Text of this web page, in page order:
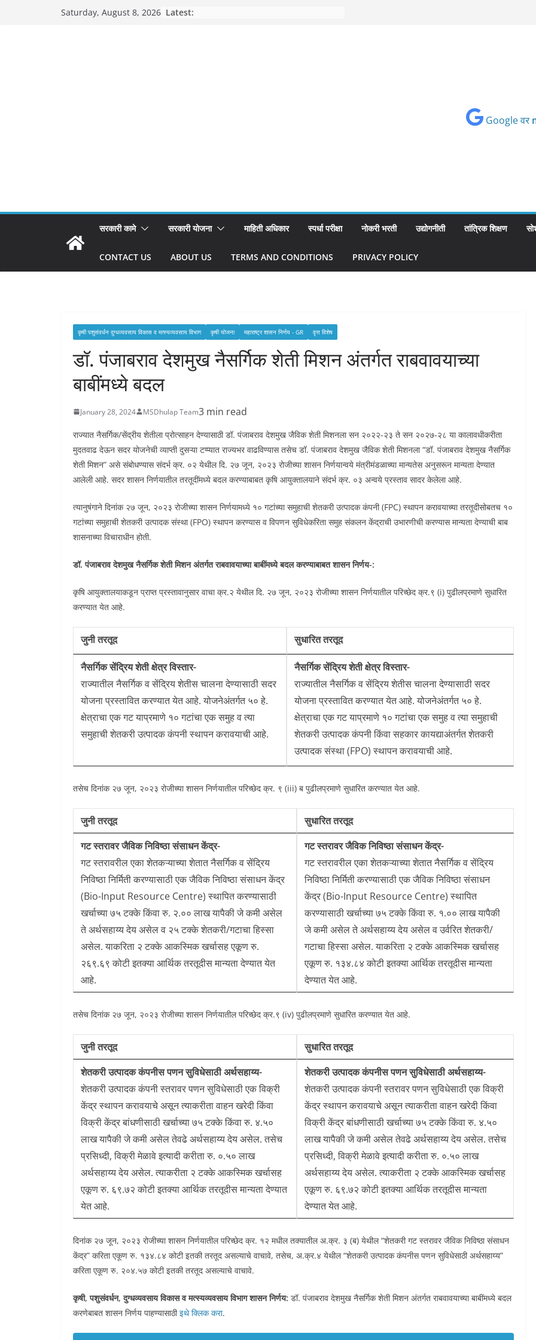
Saturday, August 8, 2026 Latest:
Google वर
सरकारी कामे सरकारी योजना माहिती अधिकार स्पर्धा परीक्षा नोकरी भरती उद्योगनीती तांत्रिक शिक्षण
CONTACT US ABOUT US TERMS AND CONDITIONS PRIVACY POLICY
कृषी पशुसंवर्धन दुग्‍धव्‍यवसाय विकास व मत्‍स्‍यव्‍यवसाय विभाग कृषी योजना महाराष्ट्र शासन निर्णय - GR वृत्त विशेष
डॉ. पंजाबराव देशमुख नैसर्गिक शेती मिशन अंतर्गत राबवावयाच्या
बाबींमध्ये बदल
January 28, 2024 MSDhulap Team3 min read
राज्यात नैसर्गिक/सेंद्रीय शेतीला प्रोत्साहन देण्यासाठी डॉ. पंजाबराव देशमुख जैविक शेती मिशनला सन २०२२-२३ ते सन २०२७-२८ या कालावधीकरीता
मुदतवाढ देऊन सदर योजनेची व्याप्ती दुसऱ्या टप्प्यात राज्यभर वाढविण्यास तसेच डॉ. पंजाबराव देशमुख जैविक शेती मिशनला “डॉ. पंजाबराव देशमुख नैसर्गिक
शेती मिशन” असे संबोधण्यास संदर्भ क्र. ०२ येथील दि. २७ जून, २०२३ रोजीच्या शासन निर्णयान्वये मंत्रीमंडळाच्या मान्यतेस अनुसरून मान्यता देण्यात
आलेली आहे. सदर शासन निर्णयातील तरतूदींमध्ये बदल करण्याबाबत कृषि आयुक्तालयाने संदर्भ क्र. ०३ अन्वये प्रस्ताव सादर केलेला आहे.
त्यानुषंगाने दिनांक २७ जून, २०२३ रोजीच्या शासन निर्णयामध्ये १० गटांच्या समुहाची शेतकरी उत्पादक कंपनी (FPC) स्थापन करावयाच्या तरतूदीसोबतच १०
गटांच्या समुहाची शेतकरी उत्पादक संस्था (FPO) स्थापन करण्यास व विपणन सुविधेकरिता समुह संकलन केंद्राची उभारणीची करण्यास मान्यता देण्याची बाब
शासनाच्या विचाराधीन होती.
डॉ. पंजाबराव देशमुख नैसर्गिक शेती मिशन अंतर्गत राबवावयाच्या बाबींमध्ये बदल करण्याबाबत शासन निर्णय-:
कृषि आयुक्तालयाकडून प्राप्त प्रस्तावानुसार वाचा क्र.२ येथील दि. २७ जून, २०२३ रोजीच्या शासन निर्णयातील परिच्छेद क्र.९ (i) पुढीलप्रमाणे सुधारित
करण्यात येत आहे.
जुनी तरतूद सुधारित तरतूद
नैसर्गिक सेंद्रिय शेती क्षेत्र विस्तार-
राज्यातील नैसर्गिक व सेंद्रिय शेतीस चालना देण्यासाठी सदर
योजना प्रस्तावित करण्यात येत आहे. योजनेअंतर्गत ५० हे.
क्षेत्राचा एक गट याप्रमाणे १० गटांचा एक समुह व त्या
समुहाची शेतकरी उत्पादक कंपनी स्थापन करावयाची आहे.
नैसर्गिक सेंद्रिय शेती क्षेत्र विस्तार-
राज्यातील नैसर्गिक व सेंद्रिय शेतीस चालना देण्यासाठी सदर
योजना प्रस्तावित करण्यात येत आहे. योजनेअंतर्गत ५० हे.
क्षेत्राचा एक गट याप्रमाणे १० गटांचा एक समुह व त्या समुहाची
शेतकरी उत्पादक कंपनी किंवा सहकार कायद्याअंतर्गत शेतकरी
उत्पादक संस्था (FPO) स्थापन करावयाची आहे.
तसेच दिनांक २७ जून, २०२३ रोजीच्या शासन निर्णयातील परिच्छेद क्र. ९ (iii) ब पुढीलप्रमाणे सुधारित करण्यात येत आहे.
जुनी तरतूद
सुधारित तरतूद
गट स्तरावर जैविक निविष्ठा संसाधन केंद्र-
गट स्तरावरील एका शेतकऱ्याच्या शेतात नैसर्गिक व सेंद्रिय
निविष्ठा निर्मिती करण्यासाठी एक जैविक निविष्ठा संसाधन केंद्र
(Bio-Input Resource Centre) स्थापित करण्यासाठी
खर्चाच्या ७५ टक्के किंवा रु. २.०० लाख यापैकी जे कमी असेल
ते अर्थसहाय्य देय असेल व २५ टक्के शेतकरी/गटाचा हिस्सा
असेल. याकरिता २ टक्के आकस्मिक खर्चासह एकूण रु.
२६९.६९ कोटी इतक्या आर्थिक तरतूदीस मान्यता देण्यात येत
आहे.
गट स्तरावर जैविक निविष्ठा संसाधन केंद्र-
गट स्तरावरील एका शेतकऱ्याच्या शेतात नैसर्गिक व सेंद्रिय
निविष्ठा निर्मिती करण्यासाठी एक जैविक निविष्ठा संसाधन
केंद्र (Bio-Input Resource Centre) स्थापित
करण्यासाठी खर्चाच्या ७५ टक्के किंवा रु. १.०० लाख यापैकी
जे कमी असेल ते अर्थसहाय्य देय असेल व उर्वरित शेतकरी/
गटाचा हिस्सा असेल. याकरिता २ टक्के आकस्मिक खर्चासह
एकूण रु. १३४.८४ कोटी इतक्या आर्थिक तरतूदीस मान्यता
देण्यात येत आहे.
तसेच दिनांक २७ जून, २०२३ रोजीच्या शासन निर्णयातील परिच्छेद क्र.९ (iv) पुढीलप्रमाणे सुधारित करण्यात येत आहे.
जुनी तरतूद
सुधारित तरतूद
शेतकरी उत्पादक कंपनीस पणन सुविधेसाठी अर्थसहाय्य-
शेतकरी उत्पादक कंपनी स्तरावर पणन सुविधेसाठी एक विक्री
केंद्र स्थापन करावयाचे असून त्याकरीता वाहन खरेदी किंवा
विक्री केंद्र बांधणीसाठी खर्चाच्या ७५ टक्के किंवा रु. ४.५०
लाख यापैकी जे कमी असेल तेवढे अर्थसहाय्य देय असेल. तसेच
प्रसिध्दी, विक्री मेळावे इत्यादी करीता रु. ०.५० लाख
अर्थसहाय्य देय असेल. त्याकरीता २ टक्के आकस्मिक खर्चासह
एकूण रु. ६९.७२ कोटी इतक्या आर्थिक तरतूदीस मान्यता देण्यात
येत आहे.
शेतकरी उत्पादक कंपनीस पणन सुविधेसाठी अर्थसहाय्य-
शेतकरी उत्पादक कंपनी स्तरावर पणन सुविधेसाठी एक विक्री
केंद्र स्थापन करावयाचे असून त्याकरीता वाहन खरेदी किंवा
विक्री केंद्र बांधणीसाठी खर्चाच्या ७५ टक्के किंवा रु. ४.५०
लाख यापैकी जे कमी असेल तेवढे अर्थसहाय्य देय असेल. तसेच
प्रसिध्दी, विक्री मेळावे इत्यादी करीता रु. ०.५० लाख
अर्थसहाय्य देय असेल. त्याकरीता २ टक्के आकस्मिक खर्चासह
एकूण रु. ६९.७२ कोटी इतक्या आर्थिक तरतूदीस मान्यता
देण्यात येत आहे.
दिनांक २७ जून, २०२३ रोजीच्या शासन निर्णयातील परिच्छेद क्र. १२ मधील तक्यातील अ.क्र. ३ (ब) येथील “शेतकरी गट स्तरावर जैविक निविष्ठा संसाधन
केंद्र” करिता एकूण रु. १३४.८४ कोटी इतकी तरतूद असल्याचे वाचावे, तसेच, अ.क्र.४ येथील “शेतकरी उत्पादक कंपनीस पणन सुविधेसाठी अर्थसहाय्य”
करिता एकूण रु. २०४.५७ कोटी इतकी तरतूद असल्याचे वाचावे.
कृषी, पशुसंवर्धन, दुग्‍धव्‍यवसाय विकास व मत्‍स्‍यव्‍यवसाय विभाग शासन निर्णय: डॉ. पंजाबराव देशमुख नैसर्गिक शेती मिशन अंतर्गत राबवावयाच्या बाबींमध्ये बदल
करणेबाबत शासन निर्णय पाहण्यासाठीइथे क्लिक करा.